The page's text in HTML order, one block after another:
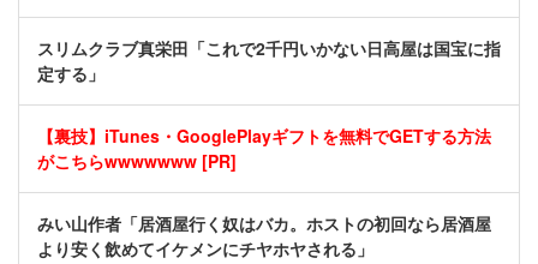
スリムクラブ真栄田「これで2千円いかない日高屋は国宝に指
定する」
【裏技】iTunes・GooglePlayギフトを無料でGETする方法
がこちらwwwwwww [PR]
みい山作者「居酒屋行く奴はバカ。ホストの初回なら居酒屋
より安く飲めてイケメンにチヤホヤされる」